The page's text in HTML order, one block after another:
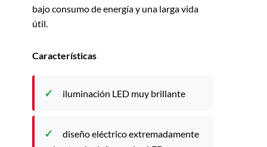
bajo consumo de energía y una larga vida
útil.
Características
iluminación LED muy brillante
diseño eléctrico extremadamente